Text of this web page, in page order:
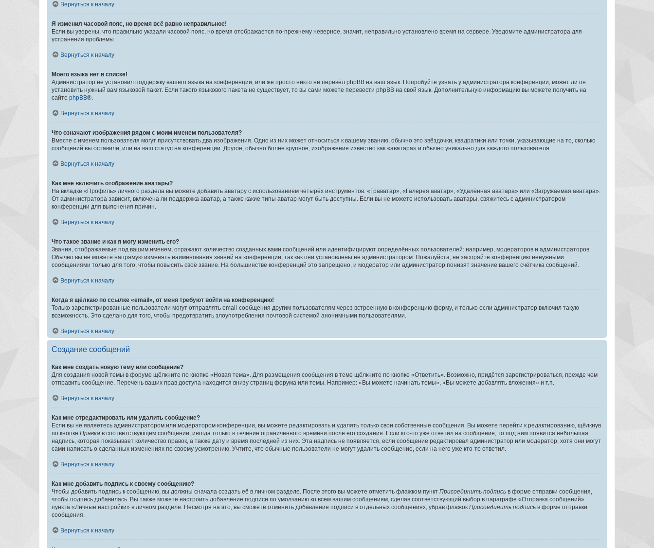
Вернуться к началу
Я изменил часовой пояс, но время всё равно неправильное!
Если вы уверены, что правильно указали часовой пояс, но время отображается по-прежнему неверное, значит, неправильно установлено время на сервере. Уведомите администратора для
устранения проблемы.
Вернуться к началу
Моего языка нет в списке!
Администратор не установил поддержку вашего языка на конференции, или же просто никто не перевёл phpBB на ваш язык. Попробуйте узнать у администратора конференции, может ли он
установить нужный вам языковой пакет. Если такого языкового пакета не существует, то вы сами можете перевести phpBB на свой язык. Дополнительную информацию вы можете получить на
сайте phpBB®.
Вернуться к началу
Что означают изображения рядом с моим именем пользователя?
Вместе с именем пользователя могут присутствовать два изображения. Одно из них может относиться к вашему званию, обычно это звёздочки, квадратики или точки, указывающие на то, сколько
сообщений вы оставили, или на ваш статус на конференции. Другое, обычно более крупное, изображение известно как «аватара» и обычно уникально для каждого пользователя.
Вернуться к началу
Как мне включить отображение аватары?
На вкладке «Профиль» личного раздела вы можете добавить аватару с использованием четырёх инструментов: «Граватар», «Галерея аватар», «Удалённая аватара» или «Загружаемая аватара».
От администратора зависит, включена ли поддержка аватар, а также какие типы аватар могут быть доступны. Если вы не можете использовать аватары, свяжитесь с администратором
конференции для выяснения причин.
Вернуться к началу
Что такое звание и как я могу изменить его?
Звания, отображаемые под вашим именем, отражают количество созданных вами сообщений или идентифицируют определённых пользователей: например, модераторов и администраторов.
Обычно вы не можете напрямую изменять наименования званий на конференции, так как они установлены её администратором. Пожалуйста, не засоряйте конференцию ненужными
сообщениями только для того, чтобы повысить своё звание. На большинстве конференций это запрещено, и модератор или администратор понизят значение вашего счётчика сообщений.
Вернуться к началу
Когда я щёлкаю по ссылке «email», от меня требуют войти на конференцию!
Только зарегистрированные пользователи могут отправлять email-сообщения другим пользователям через встроенную в конференцию форму, и только если администратор включил такую
возможность. Это сделано для того, чтобы предотвратить злоупотребления почтовой системой анонимными пользователями.
Вернуться к началу
Создание сообщений
Как мне создать новую тему или сообщение?
Для создания новой темы в форуме щёлкните по кнопке «Новая тема». Для размещения сообщения в теме щёлкните по кнопке «Ответить». Возможно, придётся зарегистрироваться, прежде чем
отправить сообщение. Перечень ваших прав доступа находится внизу страниц форума или темы. Например: «Вы можете начинать темы», «Вы можете добавлять вложения» и т.п.
Вернуться к началу
Как мне отредактировать или удалить сообщение?
Если вы не являетесь администратором или модератором конференции, вы можете редактировать и удалять только свои собственные сообщения. Вы можете перейти к редактированию, щёлкнув
по кнопке Правка в соответствующем сообщении, иногда только в течение ограниченного времени после его создания. Если кто-то уже ответил на сообщение, то под ним появится небольшая
надпись, которая показывает количество правок, а также дату и время последней из них. Эта надпись не появляется, если сообщение редактировал администратор или модератор, хотя они могут
сами написать о сделанных изменениях по своему усмотрению. Учтите, что обычные пользователи не могут удалить сообщение, если на него уже кто-то ответил.
Вернуться к началу
Как мне добавить подпись к своему сообщению?
Чтобы добавить подпись к сообщению, вы должны сначала создать её в личном разделе. После этого вы можете отметить флажком пункт Присоединить подпись в форме отправки сообщения,
чтобы подпись добавилась. Вы также можете настроить добавление подписи по умолчанию ко всем вашим сообщениям, сделав соответствующий выбор в параграфе «Отправка сообщений»
пункта «Личные настройки» в личном разделе. Несмотря на это, вы сможете отменить добавление подписи в отдельных сообщениях, убрав флажок Присоединить подпись в форме отправки
сообщения.
Вернуться к началу